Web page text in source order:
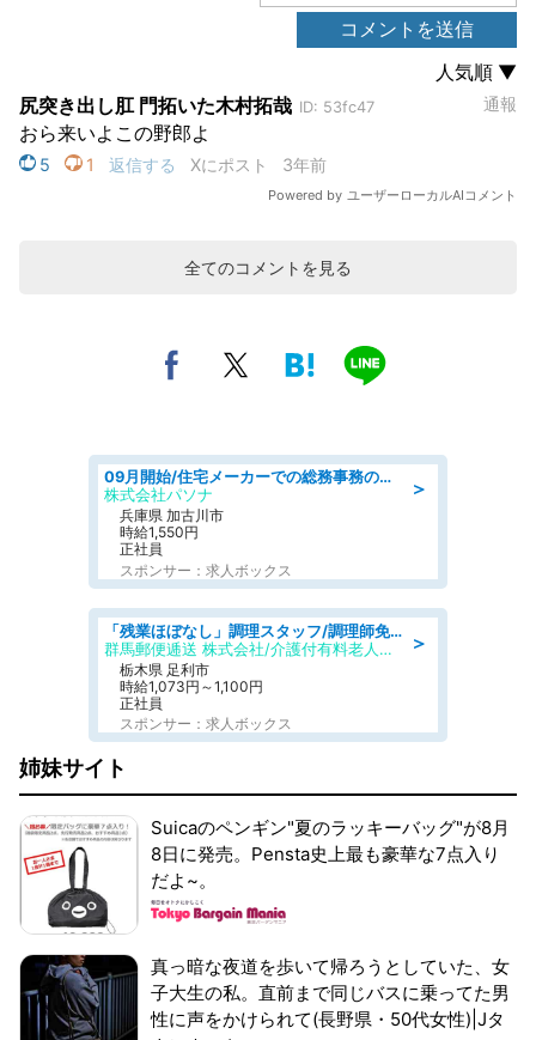
全てのコメントを見る
＞
09月開始/住宅メーカーでの総務事務のお仕事/駅近/車通勤可/一般事務/人事労務
株式会社パソナ
兵庫県 加古川市
時給1,550円
正社員
スポンサー：求人ボックス
＞
「残業ほぼなし」調理スタッフ/調理師免許必須/正職員/日勤のみ/介護付き有料老人ホーム/社会保障完備
群馬郵便逓送 株式会社/介護付有料老人ホーム ふる里
栃木県 足利市
時給1,073円～1,100円
正社員
スポンサー：求人ボックス
姉妹サイト
Suicaのペンギン"夏のラッキーバッグ"が8月
8日に発売。Pensta史上最も豪華な7点入り
だよ~。
真っ暗な夜道を歩いて帰ろうとしていた、女
子大生の私。直前まで同じバスに乗ってた男
性に声をかけられて(長野県・50代女性)|Jタ